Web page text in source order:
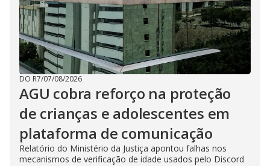
DO R7/07/08/2026
AGU cobra reforço na proteção
de crianças e adolescentes em
plataforma de comunicação
Relatório do Ministério da Justiça apontou falhas nos
mecanismos de verificação de idade usados pelo Discord